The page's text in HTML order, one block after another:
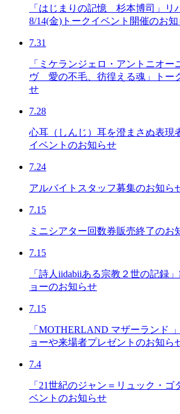
「はじまりの記憶 杉本博司」リ
8/14(金)トークイベント開催のお
7.31
「ミケランジェロ・アントニオー
ヴ 愛の不毛、彷徨える魂」トー
せ
7.28
心耳（しんじ）耳を澄まさぬ表
イベントのお知らせ
7.24
アルバイトスタッフ募集のお知ら
7.15
ミニシアター回数券販売終了のお
7.15
「詩人iidabiiある宗教２世の記録
ョーのお知らせ
7.15
「MOTHERLAND マザーランド
ョーや来場者プレゼントのお知ら
7.4
「21世紀のジャン＝リュック・ゴ
ベントのお知らせ